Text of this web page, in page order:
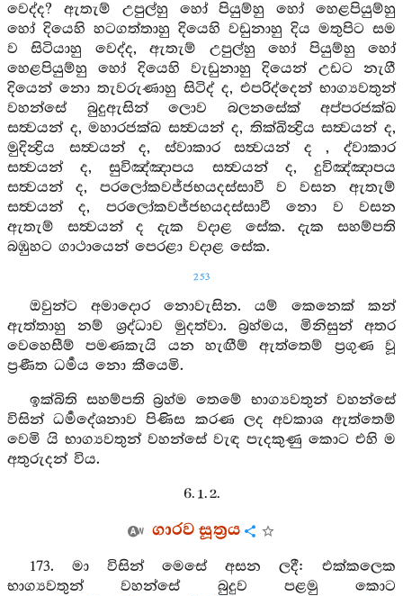
වෙද්ද? ඇතැම් උපුල්හු හෝ පියුම්හු හෝ හෙළපියුම්හු
හෝ දියෙහි හටගත්තාහු දියෙහි වඩුනාහු දිය මතුපිට සම
ව සිටියාහු වෙද්ද, ඇතැම් උපුල්හු හෝ පියුම්හු හෝ
හෙළපියුම්හු හෝ දියෙහි වැඩුනාහු දියෙන් උඩට නැගී
දියෙන් නො තැවරුණාහු සිටිද් ද, එපරිද්දෙන් භාග්‍යවතුන්
වහන්සේ බුදුඇසින් ලොව බලනසේක් අප්පරජක්ඛ
සත්‍වයන් ද, මහාරජක්ඛ සත්‍වයන් ද, තික්ඛින්‍ද්‍රිය සත්‍වයන් ද,
මුදින්‍ද්‍රිය සත්‍වයන් ද, ස්වාකාර සත්‍වයන් ද , ද්වාකාර
සත්‍වයන් ද, සුවිඤ්ඤාපය සත්‍වයන් ද, දුවිඤ්ඤාපය
සත්‍වයන් ද, පරලෝකවජ්ජභයදස්සාවී ව වසන ඇතැම්
සත්‍වයන් ද, පරලෝකවජ්ජභයදස්සාවී නො ව වසන
ඇතැම් සත්‍වයන් ද දැක වදාළ සේක. දැක සහම්පති
බඹුහට ගාථායෙන් පෙරළා වදාළ සේක.
253
ඔවුන්ට අමාදොර නොවැසින. යම් කෙනෙක් කන්
ඇත්තාහු නම් ශ්‍රද්ධාව මුදත්වා. බ්‍රහ්මය, මිනිසුන් අතර
වෙහෙසීම් පමණකැයි යන හැඟීම් ඇත්තෙම් ප්‍රගුණ වූ
ප්‍රණීත ධර්‍මය නො කීයෙමි.
ඉක්බිති සහම්පති බ්‍රහ්ම තෙමේ භාග්‍යවතුන් වහන්සේ
විසින් ධර්‍මදේශනාව පිණිස කරණ ලද අවකාශ ඇත්තෙම්
වෙමි යි භාග්‍යවතුන් වහන්සේ වැඳ පැදකුණු කොට එහි ම
අතුරුදන් විය.
6. 1. 2.
ගාරව සූත්‍රය
173. මා විසින් මෙසේ අසන ලදී: එක්කලෙක
භාග්‍යවතුන් වහන්සේ බුදුව පළමු කොට